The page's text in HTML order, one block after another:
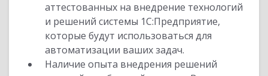
аттестованных на внедрение технологий
и решений системы 1С:Предприятие,
которые будут использоваться для
автоматизации ваших задач.
Наличие опыта внедрения решений